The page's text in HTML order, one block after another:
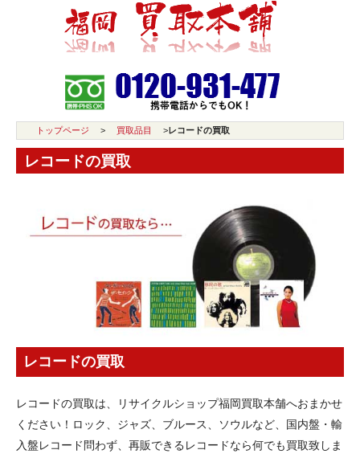
トップページ > 買取品目 >レコードの買取
レコードの買取
レコードの買取
レコードの買取は、リサイクルショップ福岡買取本舗へおまかせ
ください！ロック、ジャズ、ブルース、ソウルなど、国内盤・輸
入盤レコード問わず、再販できるレコードなら何でも買取致しま